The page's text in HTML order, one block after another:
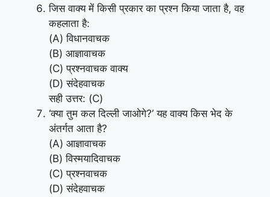
जिस वाक्य में किसी प्रकार का प्रश्न किया जाता है, वह
कहलाता है:
(A) विधानवाचक
(B) आज्ञावाचक
(C) प्रश्नवाचक वाक्य
(D) संदेहवाचक
सही उत्तर: (C)
‘क्या तुम कल दिल्ली जाओगे?’ यह वाक्य किस भेद के
अंतर्गत आता है?
(A) आज्ञावाचक
(B) विस्मयादिवाचक
(C) प्रश्नवाचक
(D) संदेहवाचक